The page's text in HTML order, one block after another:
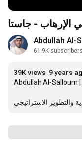
الإرهاب - جاستا
Abdullah Al-
61.9K subscribers
39K views 9 years
Abdullah Al-Salloum | عبدالله السلوم
والتطوير الاستراتيجي